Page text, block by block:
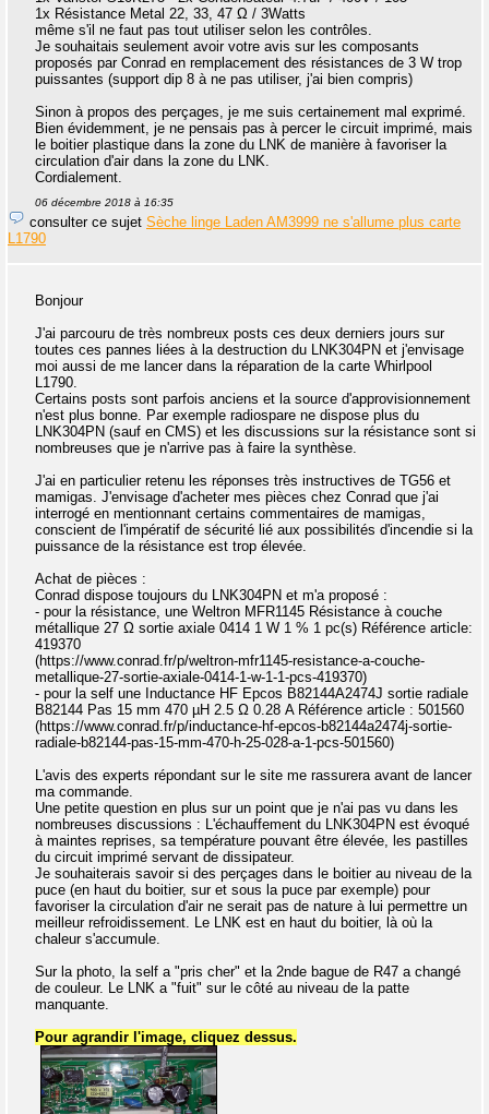
1x Résistance Metal 22, 33, 47 Ω / 3Watts
même s'il ne faut pas tout utiliser selon les contrôles.
Je souhaitais seulement avoir votre avis sur les composants
proposés par Conrad en remplacement des résistances de 3 W trop
puissantes (support dip 8 à ne pas utiliser, j'ai bien compris)
Sinon à propos des perçages, je me suis certainement mal exprimé.
Bien évidemment, je ne pensais pas à percer le circuit imprimé, mais
le boitier plastique dans la zone du LNK de manière à favoriser la
circulation d'air dans la zone du LNK.
Cordialement.
06 décembre 2018 à 16:35
consulter ce sujet Sèche linge Laden AM3999 ne s'allume plus carte
L1790
Bonjour
J'ai parcouru de très nombreux posts ces deux derniers jours sur
toutes ces pannes liées à la destruction du LNK304PN et j'envisage
moi aussi de me lancer dans la réparation de la carte Whirlpool
L1790.
Certains posts sont parfois anciens et la source d'approvisionnement
n'est plus bonne. Par exemple radiospare ne dispose plus du
LNK304PN (sauf en CMS) et les discussions sur la résistance sont si
nombreuses que je n'arrive pas à faire la synthèse.
J'ai en particulier retenu les réponses très instructives de TG56 et
mamigas. J'envisage d'acheter mes pièces chez Conrad que j'ai
interrogé en mentionnant certains commentaires de mamigas,
conscient de l'impératif de sécurité lié aux possibilités d'incendie si la
puissance de la résistance est trop élevée.
Achat de pièces :
Conrad dispose toujours du LNK304PN et m'a proposé :
- pour la résistance, une Weltron MFR1145 Résistance à couche
métallique 27 Ω sortie axiale 0414 1 W 1 % 1 pc(s) Référence article:
419370
(https://www.conrad.fr/p/weltron-mfr1145-resistance-a-couche-
metallique-27-sortie-axiale-0414-1-w-1-1-pcs-419370)
- pour la self une Inductance HF Epcos B82144A2474J sortie radiale
B82144 Pas 15 mm 470 µH 2.5 Ω 0.28 A Référence article : 501560
(https://www.conrad.fr/p/inductance-hf-epcos-b82144a2474j-sortie-
radiale-b82144-pas-15-mm-470-h-25-028-a-1-pcs-501560)
L'avis des experts répondant sur le site me rassurera avant de lancer
ma commande.
Une petite question en plus sur un point que je n'ai pas vu dans les
nombreuses discussions : L'échauffement du LNK304PN est évoqué
à maintes reprises, sa température pouvant être élevée, les pastilles
du circuit imprimé servant de dissipateur.
Je souhaiterais savoir si des perçages dans le boitier au niveau de la
puce (en haut du boitier, sur et sous la puce par exemple) pour
favoriser la circulation d'air ne serait pas de nature à lui permettre un
meilleur refroidissement. Le LNK est en haut du boitier, là où la
chaleur s'accumule.
Sur la photo, la self a "pris cher" et la 2nde bague de R47 a changé
de couleur. Le LNK a "fuit" sur le côté au niveau de la patte
manquante.
Pour agrandir l'image, cliquez dessus.